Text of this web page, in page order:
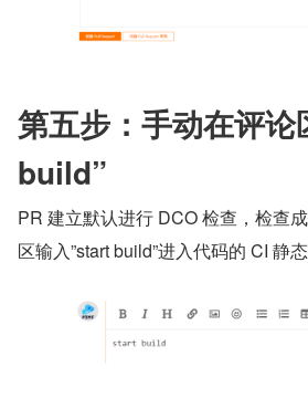
第五步：手动在评
build”
PR 建立默认进行 DCO 检查，检查
区输入”start build”进入代码的 CI 静